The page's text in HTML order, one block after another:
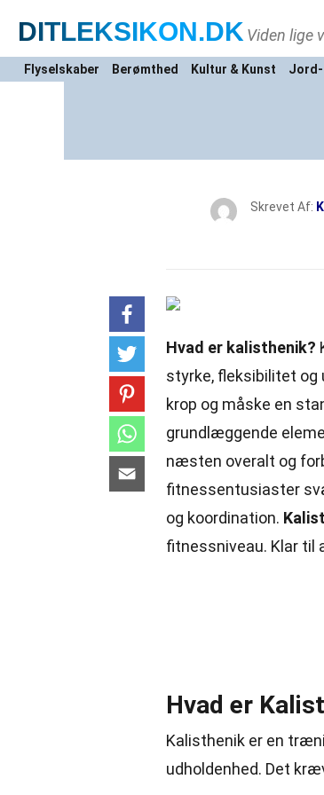
DITLEKSIKON.DK Viden lige
Flyselskaber Berømthed Kultur & Kunst Jord-
Skrevet Af:
Hvad er kalisthenik?
styrke, fleksibilitet og
krop og måske en
grundlæggende
næsten overalt og
fitnessentusiaster
og koordination.
fitnessniveau. Klar
Hvad er
Kalisthenik er en
udholdenhed. Det